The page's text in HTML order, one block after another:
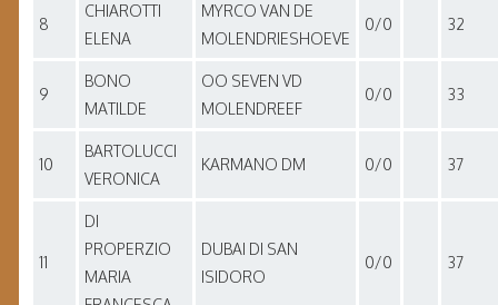
8
CHIAROTTI
ELENA
MYRCO VAN DE
MOLENDRIESHOEVE
0/0 32
9
BONO
MATILDE
OO SEVEN VD
MOLENDREEF
0/0 33
10
BARTOLUCCI
VERONICA
KARMANO DM 0/0 37
11
DI
PROPERZIO
MARIA
DUBAI DI SAN
ISIDORO
0/0 37